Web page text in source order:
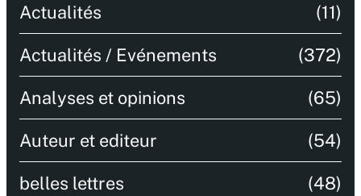
Actualités (11)
Actualités / Evénements (372)
Analyses et opinions (65)
Auteur et editeur (54)
belles lettres (48)